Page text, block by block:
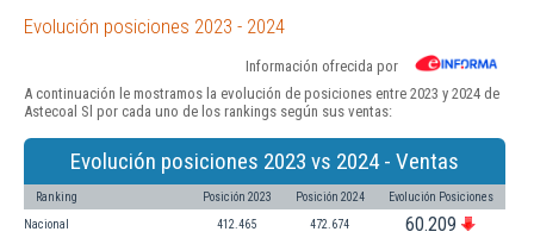
Evolución posiciones 2023 - 2024
Información ofrecida por
A continuación le mostramos la evolución de posiciones entre 2023 y 2024 de
Astecoal Sl por cada uno de los rankings según sus ventas:
Evolución posiciones 2023 vs 2024 - Ventas
Ranking Posición 2023 Posición 2024 Evolución Posiciones
Nacional 412.465 472.674 60.209